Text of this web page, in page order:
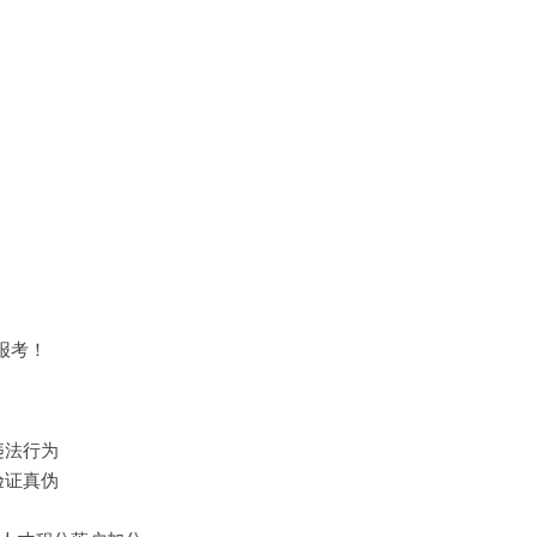
考！
行为
真伪